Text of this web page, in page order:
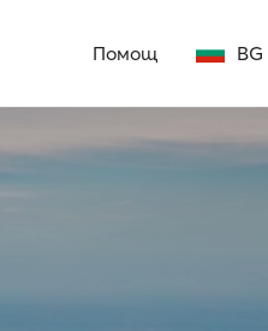
Помощ BG